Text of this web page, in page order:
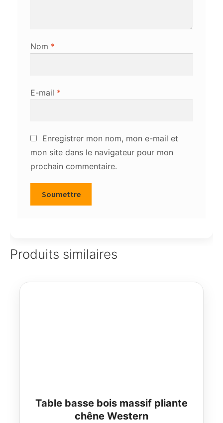
Nom *
E-mail *
Enregistrer mon nom, mon e-mail et
mon site dans le navigateur pour mon
prochain commentaire.
Produits similaires
Table basse bois massif pliante
chêne Western